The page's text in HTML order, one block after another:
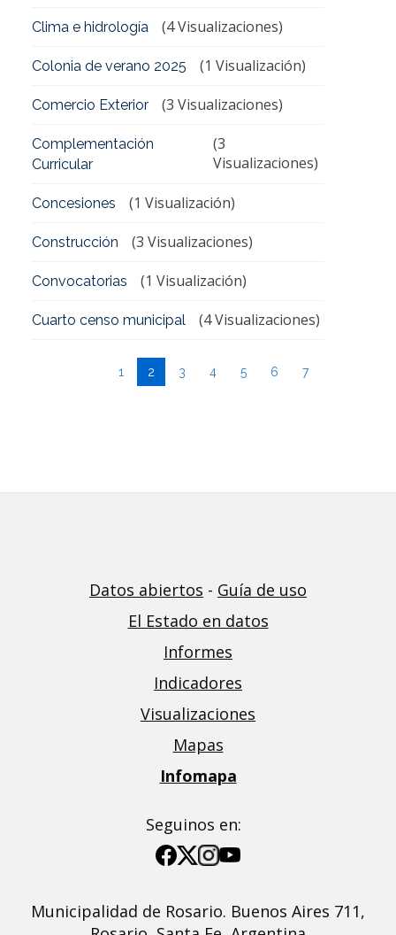
Clima e hidrología (4 Visualizaciones)
Colonia de verano 2025 (1 Visualización)
Comercio Exterior (3 Visualizaciones)
Complementación
Curricular
(3
Visualizaciones)
Concesiones (1 Visualización)
Construcción (3 Visualizaciones)
Convocatorias (1 Visualización)
Cuarto censo municipal (4 Visualizaciones)
1 2 3 4 5 6 7
Datos abiertos - Guía de uso
El Estado en datos
Informes
Indicadores
Visualizaciones
Mapas
Infomapa
Seguinos en:
Imagen
Imagen
Imagen
Imagen
Municipalidad de Rosario. Buenos Aires 711,